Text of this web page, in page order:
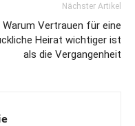
Nächster Artikel
Warum Vertrauen für eine
Heirat wichtiger ist
als die Vergangenheit